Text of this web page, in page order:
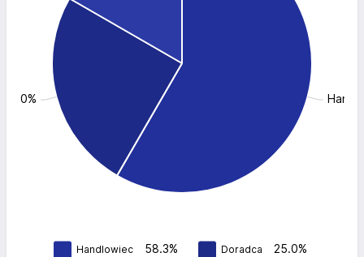
Handlowiec 58.3% Doradca 25.0%